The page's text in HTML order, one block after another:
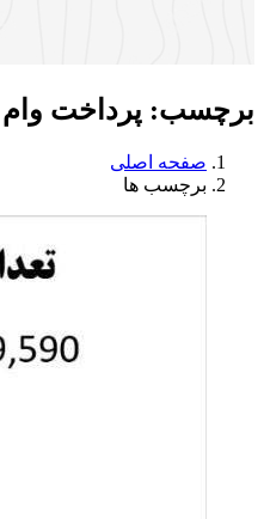
برچسب: پرداخت وام
صفحه اصلی
برچسب ها